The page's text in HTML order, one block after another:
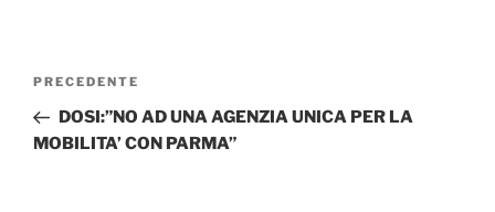
Navigazione
Articolo
precedente:
PRECEDENTE
DOSI:”NO AD UNA AGENZIA UNICA PER LA
MOBILITA’ CON PARMA”